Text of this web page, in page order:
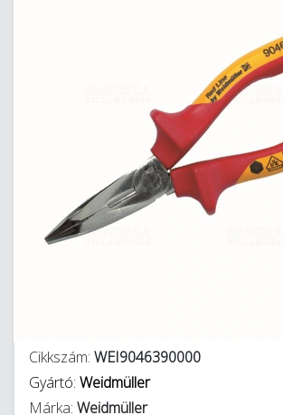
Cikkszám: WEI9046390000
Gyártó: Weidmüller
Márka: Weidmüller